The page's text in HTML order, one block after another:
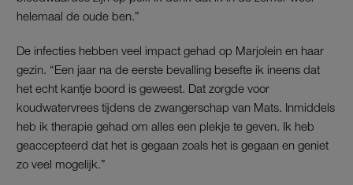
helemaal de oude ben.”
De infecties hebben veel impact gehad op Marjolein en haar
gezin. “Een jaar na de eerste bevalling besefte ik ineens dat
het echt kantje boord is geweest. Dat zorgde voor
koudwatervrees tijdens de zwangerschap van Mats. Inmiddels
heb ik therapie gehad om alles een plekje te geven. Ik heb
geaccepteerd dat het is gegaan zoals het is gegaan en geniet
zo veel mogelijk.”